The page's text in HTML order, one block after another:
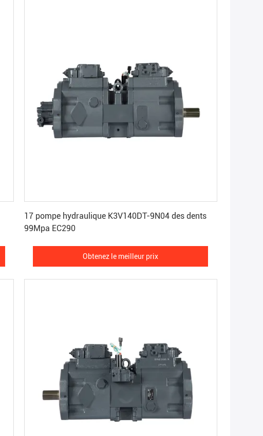
17 pompe hydraulique K3V140DT-9N04 des dents
99Mpa EC290
Obtenez le meilleur prix